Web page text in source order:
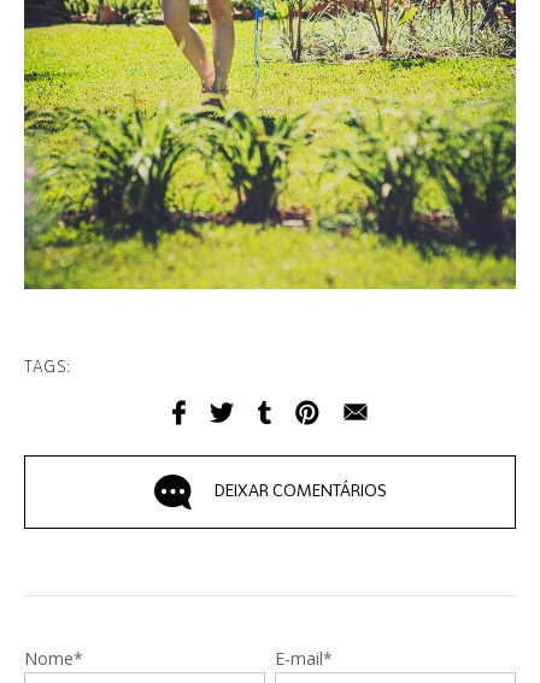
TAGS:
DEIXAR COMENTÁRIOS
Nome* E-mail*